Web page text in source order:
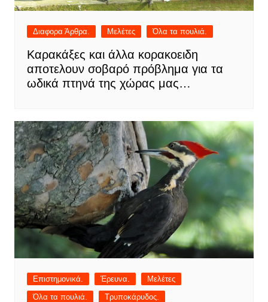
Διαφορα Άρθρα. Μελέτες Όλα τα πουλιά.
Καρακάξες και άλλα κορακοειδη
αποτελουν σοβαρό πρόβλημα για τα
ωδικά πτηνά της χώρας μας…
Επιστημονικά. Έρευνα.
Μελέτες
Όλα τα πουλιά.
Τρυποκάρυδος.